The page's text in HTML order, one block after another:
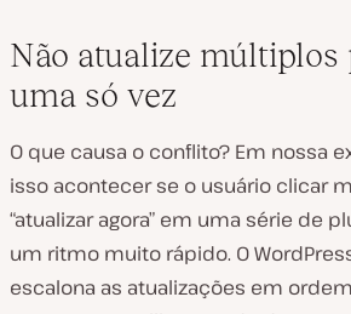
Não atualize múltiplos
uma só vez
O que causa o conflito? Em nossa
isso acontecer se o usuário clicar
“atualizar agora” em uma série de
um ritmo muito rápido. O
escalona as atualizações em